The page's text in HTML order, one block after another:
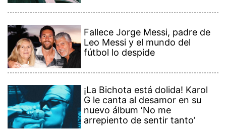
Fallece Jorge Messi, padre de
Leo Messi y el mundo del
fútbol lo despide
¡La Bichota está dolida! Karol
G le canta al desamor en su
nuevo álbum ‘No me
arrepiento de sentir tanto’